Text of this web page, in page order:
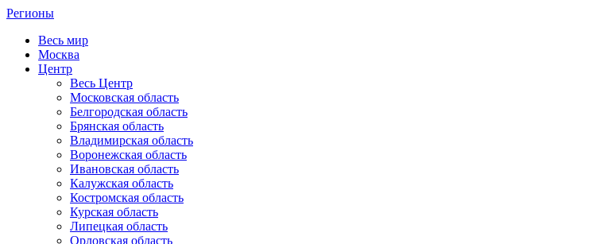
Регионы
Весь мир
Москва
Центр
Весь Центр
Московская область
Белгородская область
Брянская область
Владимирская область
Воронежская область
Ивановская область
Калужская область
Костромская область
Курская область
Липецкая область
Орловская область